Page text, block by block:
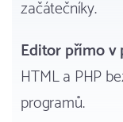
začátečníky.
Editor přímo v
HTML a PHP
programů.